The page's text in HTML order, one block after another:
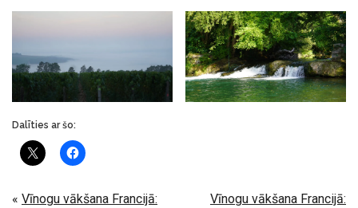
Dalīties ar šo:
« Vīnogu vākšana Francijā:
Vīnogu vākšana Francijā: